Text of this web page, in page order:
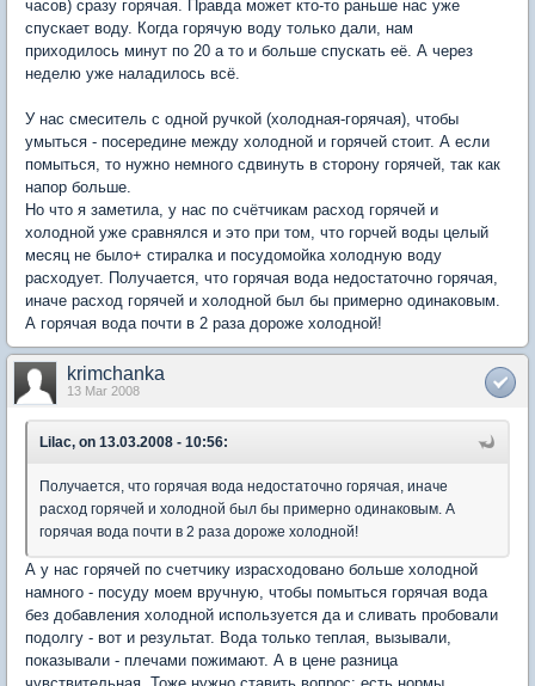
часов) сразу горячая. Правда может кто-то раньше нас уже
спускает воду. Когда горячую воду только дали, нам
приходилось минут по 20 а то и больше спускать её. А через
неделю уже наладилось всё.
У нас смеситель с одной ручкой (холодная-горячая), чтобы
умыться - посередине между холодной и горячей стоит. А если
помыться, то нужно немного сдвинуть в сторону горячей, так как
напор больше.
Но что я заметила, у нас по счётчикам расход горячей и
холодной уже сравнялся и это при том, что горчей воды целый
месяц не было+ стиралка и посудомойка холодную воду
расходует. Получается, что горячая вода недостаточно горячая,
иначе расход горячей и холодной был бы примерно одинаковым.
А горячая вода почти в 2 раза дороже холодной!
krimchanka
13 Mar 2008
Lilac, on 13.03.2008 - 10:56:
Получается, что горячая вода недостаточно горячая, иначе
расход горячей и холодной был бы примерно одинаковым. А
горячая вода почти в 2 раза дороже холодной!
А у нас горячей по счетчику израсходовано больше холодной
намного - посуду моем вручную, чтобы помыться горячая вода
без добавления холодной используется да и сливать пробовали
подолгу - вот и результат. Вода только теплая, вызывали,
показывали - плечами пожимают. А в цене разница